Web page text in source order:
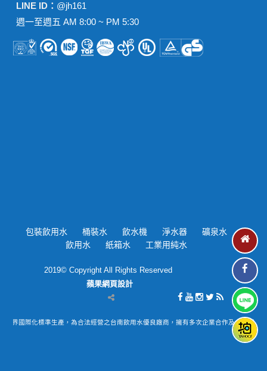
LINE ID： @jh161
週一至週五 AM 8:00 ~ PM 5:30
包裝飲用水 桶裝水 飲水機 淨水器
礦泉水
飲用水
紙箱水 工業用純水
2019© Copyright All Rights Reserved
蘋果網頁設計
業界國際化標準生產‎，為合法經營之台南飲用水優良廠商，擁有多次企業合作及大小型